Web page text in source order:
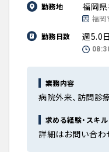
勤務地 福岡
福岡
勤務日数
週5.0日
業務内容
病院外来、訪問診
求める経験・スキル
詳細はお問い合わ